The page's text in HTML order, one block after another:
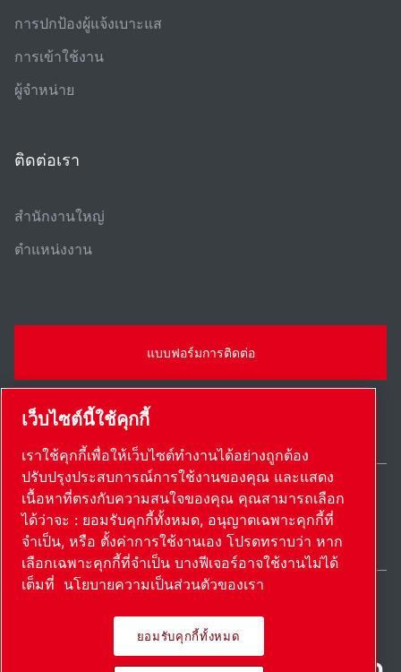
การปกป้องผู้แจ้งเบาะแส
การเข้าใช้งาน
ผู้จําหน่าย
ติดต่อเรา
สํานักงานใหญ่
ตําแหน่งงาน
แบบฟอร์มการติดต่อ
แผนผังเว็บไซต์ตั้งค่าการใช้งานเอง © 2026 ลิขสิทธิ์
Thailand / TH
เว็บไซต์นี้ใช้คุกกี้
เราใช้คุกกี้เพื่อให้เว็บไซต์ทำงานได้อย่างถูกต้อง
ปรับปรุงประสบการณ์การใช้งานของคุณ และแสดง
เนื้อหาที่ตรงกับความสนใจของคุณ คุณสามารถเลือก
ได้ว่าจะ : ยอมรับคุกกี้ทั้งหมด, อนุญาตเฉพาะคุกกี้ที่
จำเป็น, หรือ ตั้งค่าการใช้งานเอง โปรดทราบว่า หาก
เลือกเฉพาะคุกกี้ที่จำเป็น บางฟีเจอร์อาจใช้งานไม่ได้
เต็มที่ นโยบายความเป็นส่วนตัวของเรา
ยอมรับคุกกี้ทั้งหมด